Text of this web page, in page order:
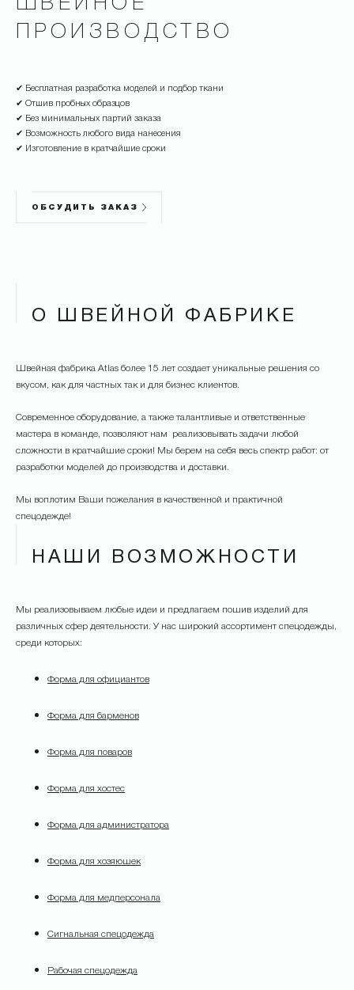
ПРОИЗВОДСТВО
✔ Бесплатная разработка моделей и подбор ткани
✔ Отшив пробных образцов
✔ Без минимальных партий заказа
✔ Возможность любого вида нанесения
✔ Изготовление в кратчайшие сроки
ОБСУДИТЬ ЗАКАЗ
О ШВЕЙНОЙ ФАБРИКЕ
Швейная фабрика Atlas более 15 лет создает уникальные решения со
вкусом, как для частных так и для бизнес клиентов.
Современное оборудование, а также талантливые и ответственные
мастера в команде, позволяют нам реализовывать задачи любой
сложности в кратчайшие сроки! Мы берем на себя весь спектр работ: от
разработки моделей до производства и доставки.
Мы воплотим Ваши пожелания в качественной и практичной
спецодежде!
НАШИ ВОЗМОЖНОСТИ
Мы реализовываем любые идеи и предлагаем пошив изделий для
различных сфер деятельности. У нас широкий ассортимент спецодежды,
среди которых:
Форма для официантов
Форма для барменов
Форма для поваров
Форма для хостес
Форма для администратора
Форма для хозяюшек
Форма для медперсонала
Сигнальная спецодежда
Рабочая спецодежда